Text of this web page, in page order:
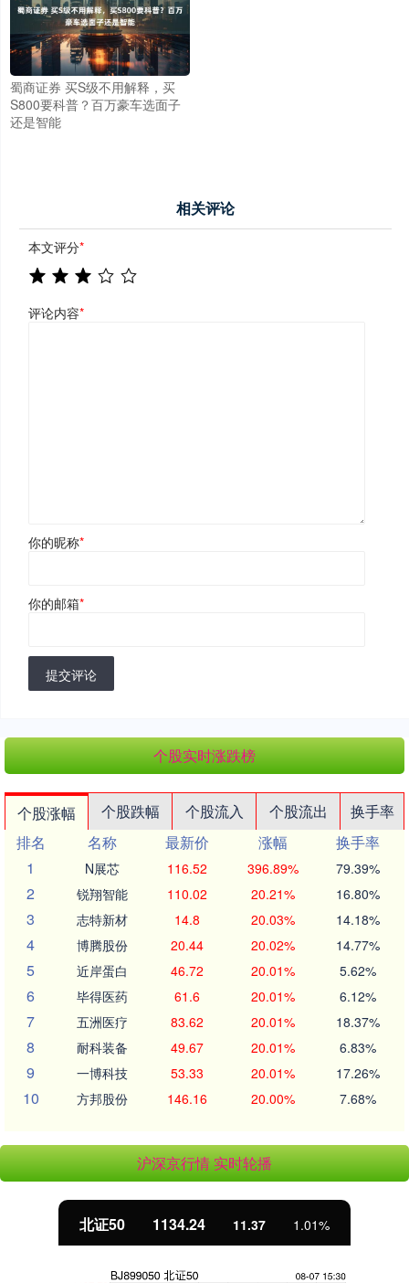
蜀商证券 买S级不用解释，买
S800要科普？百万豪车选面子
还是智能
相关评论
本文评分*
评论内容*
你的昵称*
你的邮箱*
提交评论
个股实时涨跌榜
个股涨幅 个股跌幅 个股流入 个股流出
换手率
排名
名称 最新价 涨幅
换手率
1
N展芯 116.52 396.89% 79.39%
2 锐翔智能 110.02 20.21% 16.80%
3 志特新材 14.8 20.03% 14.18%
4 博腾股份 20.44 20.02% 14.77%
5 近岸蛋白 46.72 20.01% 5.62%
6 毕得医药 61.6 20.01% 6.12%
7 五洲医疗 83.62 20.01% 18.37%
8 耐科装备 49.67 20.01% 6.83%
9 一博科技 53.33 20.01% 17.26%
10 方邦股份 146.16 20.00% 7.68%
沪深京行情 实时轮播
北证50 1134.24 11.37 1.01%